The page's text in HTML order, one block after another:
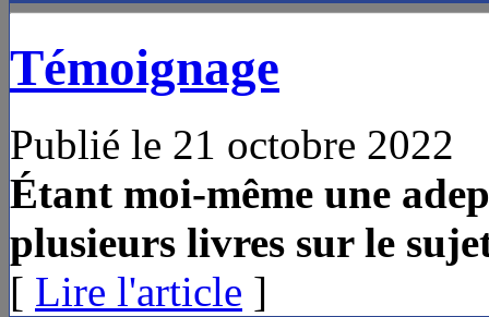
Témoignage
Publié le 21 octobre 2022
Étant moi-même une
plusieurs livres sur le
[ Lire l'article ]